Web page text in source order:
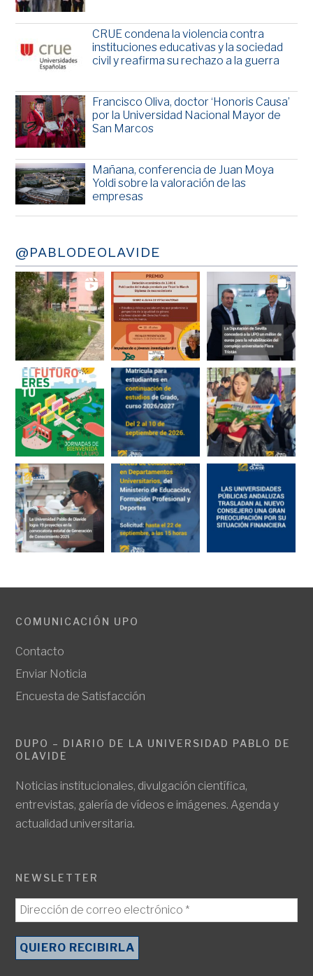
CRUE condena la violencia contra
instituciones educativas y la sociedad
civil y reafirma su rechazo a la guerra
Francisco Oliva, doctor ‘Honoris Causa’
por la Universidad Nacional Mayor de
San Marcos
Mañana, conferencia de Juan Moya
Yoldi sobre la valoración de las
empresas
@PABLODEOLAVIDE
COMUNICACIÓN UPO
Contacto
Enviar Noticia
Encuesta de Satisfacción
DUPO – DIARIO DE LA UNIVERSIDAD PABLO DE
OLAVIDE
Noticias institucionales, divulgación científica,
entrevistas, galería de vídeos e imágenes. Agenda y
actualidad universitaria.
NEWSLETTER